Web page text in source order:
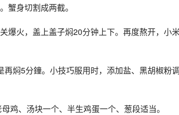
蟹身切割成两截。
爆火，盖上盖子焖20分钟上下。再度熬开，小
焖5分鐘。小技巧服用时，添加盐、黑胡椒粉
鸡、汤块一个、半生鸡蛋一个、葱段适当。